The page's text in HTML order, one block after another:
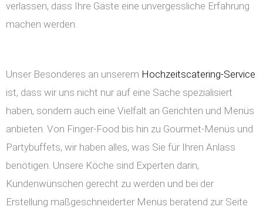
verlassen, dass Ihre Gäste eine unvergessliche Erfahrung
machen werden.
Unser Besonderes an unserem Hochzeitscatering-Service
ist, dass wir uns nicht nur auf eine Sache spezialisiert
haben, sondern auch eine Vielfalt an Gerichten und Menüs
anbieten. Von Finger-Food bis hin zu Gourmet-Menüs und
Partybuffets, wir haben alles, was Sie für Ihren Anlass
benötigen. Unsere Köche sind Experten darin,
Kundenwünschen gerecht zu werden und bei der
Erstellung maßgeschneiderter Menüs beratend zur Seite